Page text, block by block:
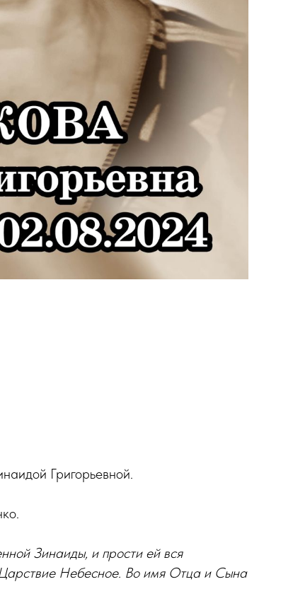
Григорьевной.
Зинаиды, и прости ей вся
Небесное. Во имя Отца и Сына